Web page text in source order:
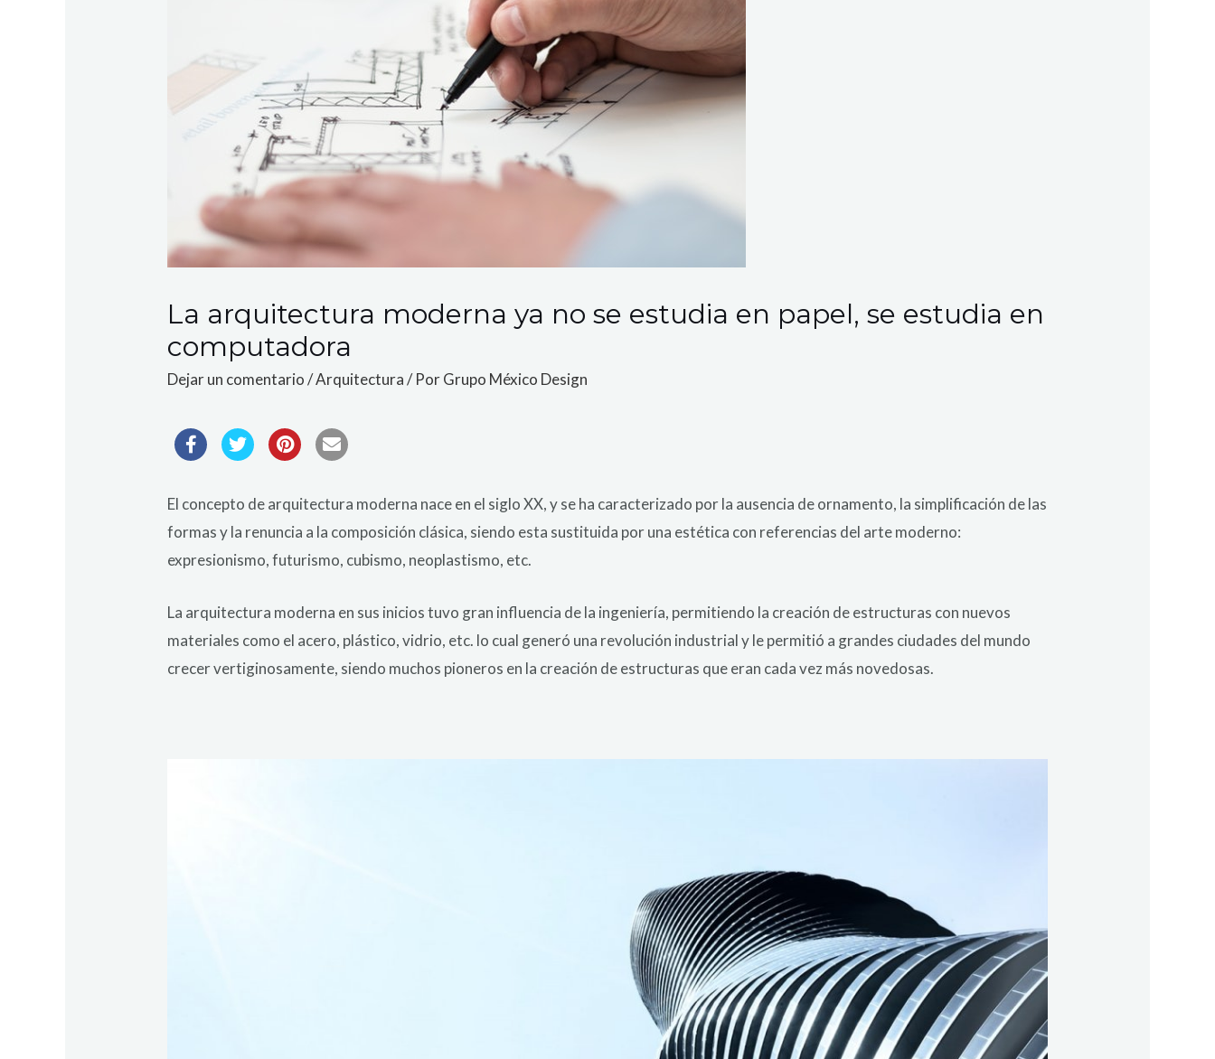
La arquitectura moderna ya no se estudia en papel, se estudia en
computadora
Dejar un comentario /Arquitectura/ PorGrupo México Design
El concepto de arquitectura moderna nace en el siglo XX, y se ha caracterizado por la ausencia de ornamento, la simplificación de las
formas y la renuncia a la composición clásica, siendo esta sustituida por una estética con referencias del arte moderno:
expresionismo, futurismo, cubismo, neoplastismo, etc.
La arquitectura moderna en sus inicios tuvo gran influencia de la ingeniería, permitiendo la creación de estructuras con nuevos
materiales como el acero, plástico, vidrio, etc. lo cual generó una revolución industrial y le permitió a grandes ciudades del mundo
crecer vertiginosamente, siendo muchos pioneros en la creación de estructuras que eran cada vez más novedosas.